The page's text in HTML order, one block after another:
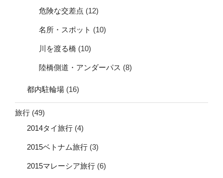
危険な交差点 (12)
名所・スポット (10)
川を渡る橋 (10)
陸橋側道・アンダーパス (8)
都内駐輪場 (16)
旅行 (49)
2014タイ旅行 (4)
2015ベトナム旅行 (3)
2015マレーシア旅行 (6)